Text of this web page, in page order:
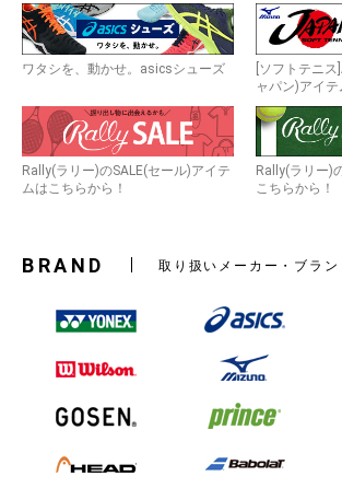
ワタシを、動かせ。asicsシューズ
[ソフトテニ
ャパン)アイテ
Rally(ラリー)のSALE(セール)アイテ
ムはこちらから！
Rally(ラリー)
こちらから！
BRAND 取り扱いメーカー・ブラン